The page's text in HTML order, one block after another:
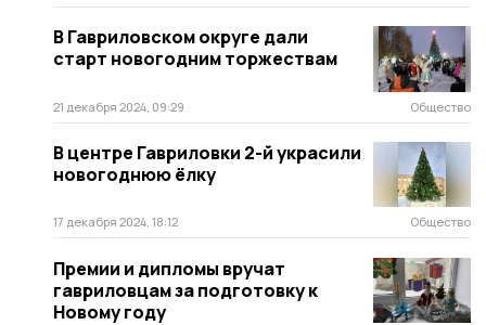
В Гавриловском округе дали
старт новогодним торжествам
21 декабря 2024, 09:29 Общество
В центре Гавриловки 2-й украсили
новогоднюю ёлку
17 декабря 2024, 18:12 Общество
Премии и дипломы вручат
гавриловцам за подготовку к
Новому году